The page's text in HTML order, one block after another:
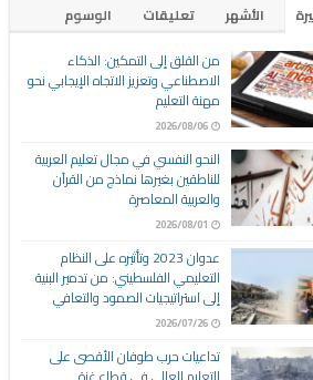
الأشهر تعليقات
الوسوم
من القلق إلى التمكين: الذكاء
الاصطناعي وتعزيز الاتجاه الإيجابي نحو
مهنة التعليم
2026/08/06
النحو النفسي في مجال تعليم العربية
للناطقين بغيرها نماذج من القرآن
والعربية المعاصرة
2026/08/01
عدوان 2023 وتأثيره على النظام
التعليمي الفلسطيني: من تدمير البنية
إلى استراتيجيات الصمود والتعافي
2026/07/26
تداعيات حرب طوفان الأقصى على